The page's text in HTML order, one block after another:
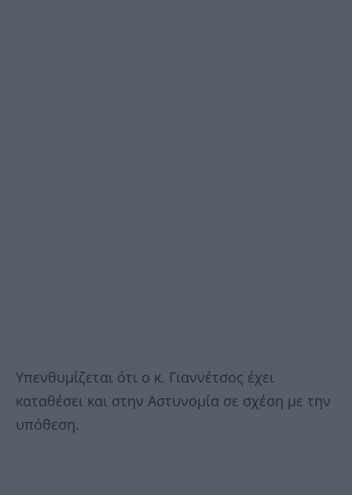
Υπενθυμίζεται ότι ο κ. Γιαννέτσος έχει
καταθέσει και στην Αστυνομία σε σχέση με την
υπόθεση.